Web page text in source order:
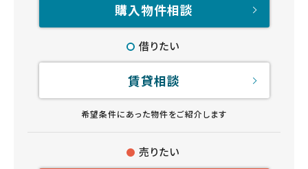
購入物件相談
借りたい
賃貸相談
希望条件にあった物件をご紹介します
売りたい